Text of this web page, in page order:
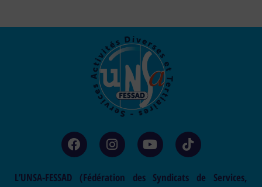
L’UNSA-FESSAD (Fédération des Syndicats de Services,